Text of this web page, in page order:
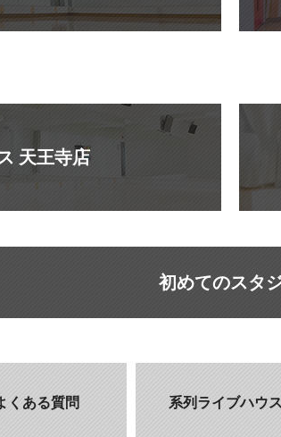
天王寺店
初めてのスタ
くある質問 系列ライブハウス